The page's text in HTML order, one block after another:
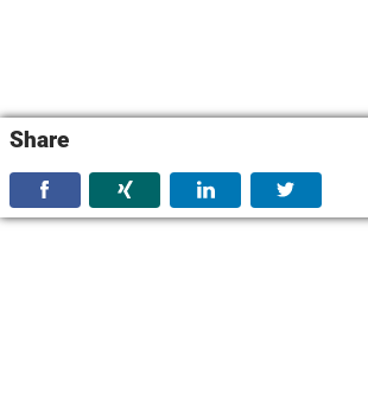
Share